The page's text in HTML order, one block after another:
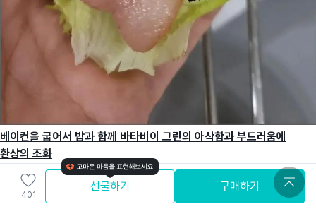
베이컨을 굽어서 밥과 함께 바타비이 그린의 아삭함과 부드러움에
환상의 조화
401
선물하기 구매하기